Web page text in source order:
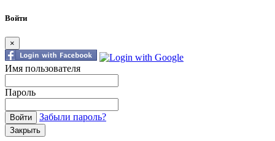
Войти
×
Имя пользователя
Пароль
Войти Забыли пароль?
Закрыть